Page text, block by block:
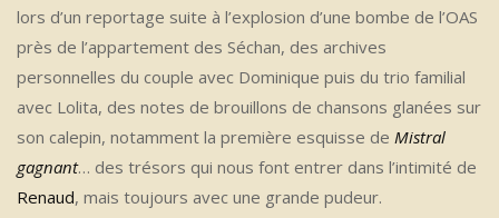
lors d’un reportage suite à l’explosion d’une bombe de l’OAS
près de l’appartement des Séchan, des archives
personnelles du couple avec Dominique puis du trio familial
avec Lolita, des notes de brouillons de chansons glanées sur
son calepin, notamment la première esquisse de Mistral
gagnant… des trésors qui nous font entrer dans l’intimité de
Renaud, mais toujours avec une grande pudeur.